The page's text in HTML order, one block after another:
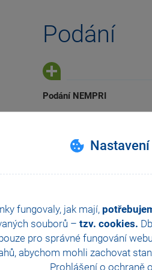
fungovaly, jak mají,
souborů – tzv. cookies.
pro správné fungování
abychom mohli zachovat
Prohlášení o ochraně
Podání
Podání NEMPRI
Upravili jsme generování
K dispozici od:
29. 10. 2024
Vztaženo k verzi:
PAMICA,
Exekuční